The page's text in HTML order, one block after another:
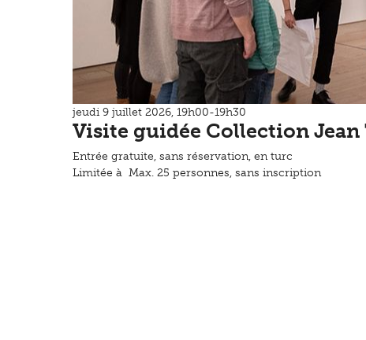
jeudi 9 juillet 2026, 19h00-19h30
Visite guidée Collection
Entrée gratuite, sans réservation, en turc
Limitée à Max. 25 personnes, sans inscription